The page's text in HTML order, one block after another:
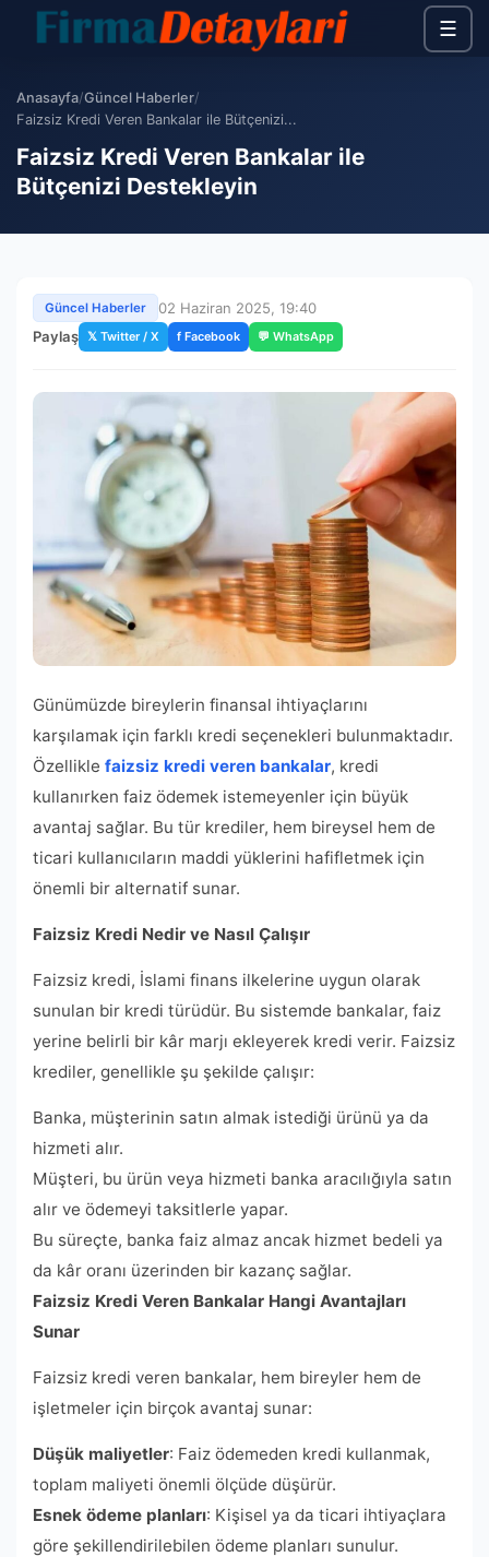
☰
Anasayfa/Güncel Haberler/
Faizsiz Kredi Veren Bankalar ile Bütçenizi...
Faizsiz Kredi Veren Bankalar ile
Bütçenizi Destekleyin
Güncel Haberler
02 Haziran 2025, 19:40
Paylaş 𝕏 Twitter / X f Facebook 💬 WhatsApp
Günümüzde bireylerin finansal ihtiyaçlarını
karşılamak için farklı kredi seçenekleri bulunmaktadır.
Özellikle faizsiz kredi veren bankalar, kredi
kullanırken faiz ödemek istemeyenler için büyük
avantaj sağlar. Bu tür krediler, hem bireysel hem de
ticari kullanıcıların maddi yüklerini hafifletmek için
önemli bir alternatif sunar.
Faizsiz Kredi Nedir ve Nasıl Çalışır
Faizsiz kredi, İslami finans ilkelerine uygun olarak
sunulan bir kredi türüdür. Bu sistemde bankalar, faiz
yerine belirli bir kâr marjı ekleyerek kredi verir. Faizsiz
krediler, genellikle şu şekilde çalışır:
Banka, müşterinin satın almak istediği ürünü ya da
hizmeti alır.
Müşteri, bu ürün veya hizmeti banka aracılığıyla satın
alır ve ödemeyi taksitlerle yapar.
Bu süreçte, banka faiz almaz ancak hizmet bedeli ya
da kâr oranı üzerinden bir kazanç sağlar.
Faizsiz Kredi Veren Bankalar Hangi Avantajları
Sunar
Faizsiz kredi veren bankalar, hem bireyler hem de
işletmeler için birçok avantaj sunar:
Düşük maliyetler: Faiz ödemeden kredi kullanmak,
toplam maliyeti önemli ölçüde düşürür.
Esnek ödeme planları: Kişisel ya da ticari ihtiyaçlara
göre şekillendirilebilen ödeme planları sunulur.